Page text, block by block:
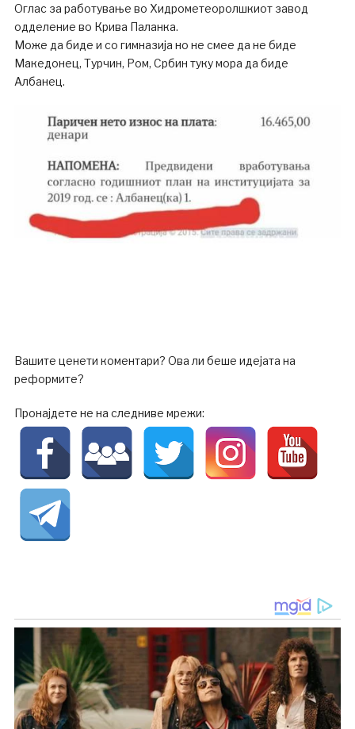
Оглас за работување во Хидрометеоролшкиот завод
одделение во Крива Паланка.
Може да биде и со гимназија но не смее да не биде
Македонец, Турчин, Ром, Србин туку мора да биде
Албанец.
Вашите ценети коментари? Ова ли беше идејата на
реформите?
Пронајдете не на следниве мрежи: